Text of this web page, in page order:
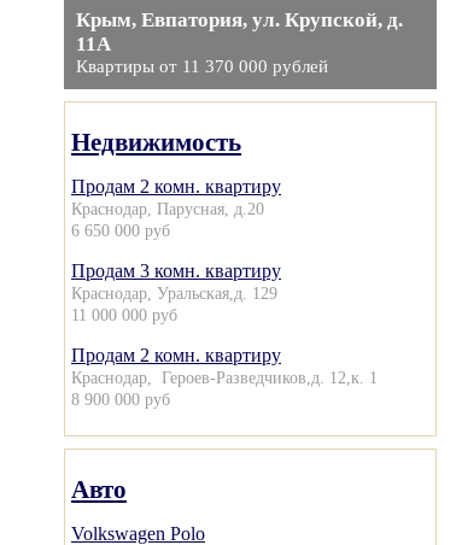
Крым, Евпатория, ул. Крупской, д.
11А
Квартиры от 11 370 000 рублей
Недвижимость
Продам 2 комн. квартиру
Краснодар, Парусная, д.20
6 650 000 руб
Продам 3 комн. квартиру
Краснодар, Уральская,д. 129
11 000 000 руб
Продам 2 комн. квартиру
Краснодар, Героев-Разведчиков,д. 12,к. 1
8 900 000 руб
Авто
Volkswagen Polo